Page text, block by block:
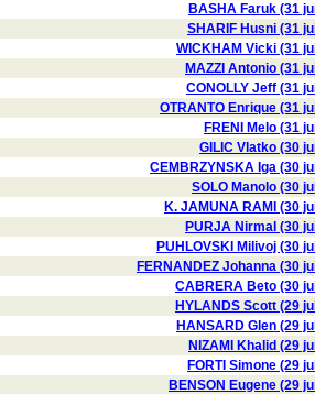
BASHA Faruk (31
SHARIF Husni (31
WICKHAM Vicki (31
MAZZI Antonio (31
CONOLLY Jeff (31
OTRANTO Enrique (31
FRENI Melo (31
GILIC Vlatko (30
CEMBRZYNSKA Iga (30
SOLO Manolo (30
K. JAMUNA RAMI (30
PURJA Nirmal (30
PUHLOVSKI Milivoj (30
FERNANDEZ Johanna (30
CABRERA Beto (30
HYLANDS Scott (29
HANSARD Glen (29
NIZAMI Khalid (29
FORTI Simone (29
BENSON Eugene (29